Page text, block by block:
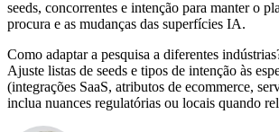
seeds, concorrentes e intenção para manter o
procura e as mudanças das superfícies IA.
Como adaptar a pesquisa a diferentes
Ajuste listas de seeds e tipos de intenção às
(integrações SaaS, atributos de ecommerce,
inclua nuances regulatórias ou locais quando